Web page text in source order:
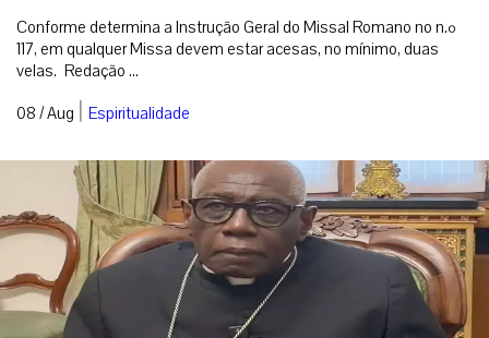
Conforme determina a Instrução Geral do Missal Romano no n.º
117, em qualquer Missa devem estar acesas, no mínimo, duas
velas. Redação ...
08 / Aug | Espiritualidade